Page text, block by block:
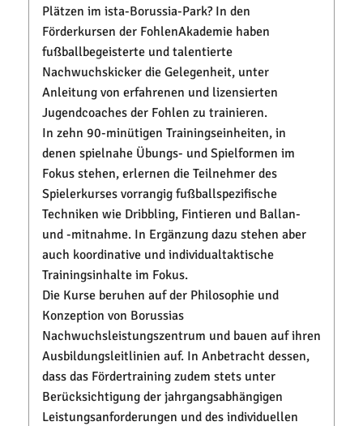
Plätzen im ista-Borussia-Park? In den
Förderkursen der FohlenAkademie haben
fußballbegeisterte und talentierte
Nachwuchskicker die Gelegenheit, unter
Anleitung von erfahrenen und lizensierten
Jugendcoaches der Fohlen zu trainieren.
In zehn 90-minütigen Trainingseinheiten, in
denen spielnahe Übungs- und Spielformen im
Fokus stehen, erlernen die Teilnehmer des
Spielerkurses vorrangig fußballspezifische
Techniken wie Dribbling, Fintieren und Ballan-
und -mitnahme. In Ergänzung dazu stehen aber
auch koordinative und individualtaktische
Trainingsinhalte im Fokus.
Die Kurse beruhen auf der Philosophie und
Konzeption von Borussias
Nachwuchsleistungszentrum und bauen auf ihren
Ausbildungsleitlinien auf. In Anbetracht dessen,
dass das Fördertraining zudem stets unter
Berücksichtigung der jahrgangsabhängigen
Leistungsanforderungen und des individuellen